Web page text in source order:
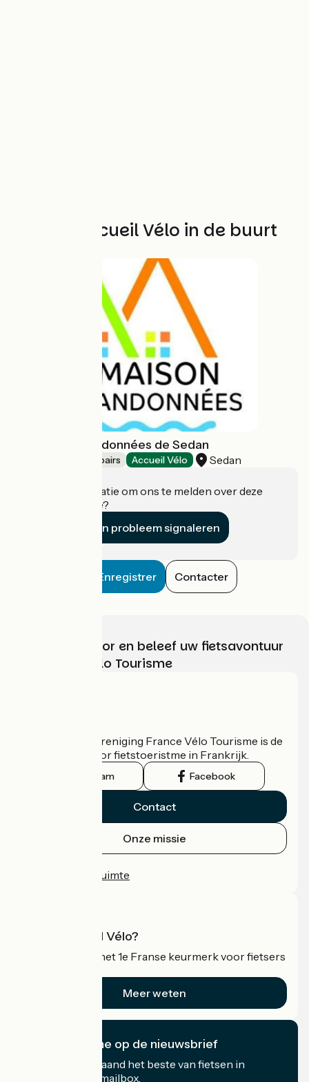
Andere Accueil Vélo in de buurt
Maison des Randonnées de Sedan
Bicycle rentals/ repairs Accueil Vélo Sedan
Heeft u informatie om ons te melden over deze
accommodatie?
Een probleem signaleren
Enregistrer Contacter
Kies, bereid voor en beleef uw fietsavontuur
met France Vélo Tourisme
De nationale vereniging France Vélo Tourisme is de
officiële gids voor fietstoeristme in Frankrijk.
Instagram Facebook
Contact
Onze missie
Professionele ruimte
Wat is Accueil Vélo?
Accueil Vélo is het 1e Franse keurmerk voor fietsers
Meer weten
Ik abonneer me op de nieuwsbrief
Ontvang elke maand het beste van fietsen in
Frankrijk in uw mailbox.